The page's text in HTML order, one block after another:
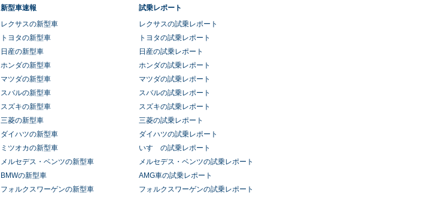
新型車速報
レクサスの新型車
トヨタの新型車
日産の新型車
ホンダの新型車
マツダの新型車
スバルの新型車
スズキの新型車
三菱の新型車
ダイハツの新型車
ミツオカの新型車
メルセデス・ベンツの新型車
BMWの新型車
フォルクスワーゲンの新型車
試乗レポート
レクサスの試乗レポート
トヨタの試乗レポート
日産の試乗レポート
ホンダの試乗レポート
マツダの試乗レポート
スバルの試乗レポート
スズキの試乗レポート
三菱の試乗レポート
ダイハツの試乗レポート
いすゞの試乗レポート
メルセデス・ベンツの試乗レポート
AMG車の試乗レポート
フォルクスワーゲンの試乗レポート